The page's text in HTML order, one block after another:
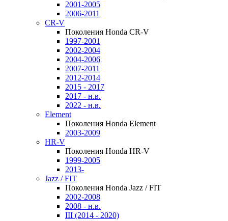
2001-2005
2006-2011
CR-V
Поколения Honda CR-V
1997-2001
2002-2004
2004-2006
2007-2011
2012-2014
2015 - 2017
2017 - н.в.
2022 - н.в.
Element
Поколения Honda Element
2003-2009
HR-V
Поколения Honda HR-V
1999-2005
2013-
Jazz / FIT
Поколения Honda Jazz / FIT
2002-2008
2008 - н.в.
III (2014 - 2020)